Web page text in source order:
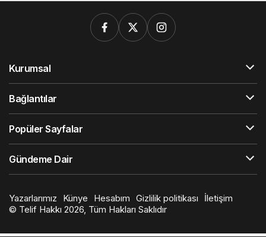
Kurumsal
Bağlantılar
Popüler Sayfalar
Gündeme Dair
Yazarlarımız Künye Hesabım Gizlilik politikası
İletişim
© Telif Hakkı 2026, Tüm Hakları Saklıdır